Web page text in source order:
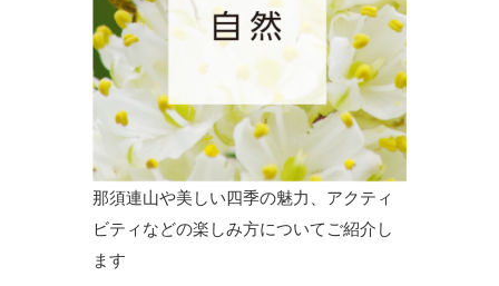
那須連山や美しい四季の魅力、アクティ
ビティなどの楽しみ方についてご紹介し
ます